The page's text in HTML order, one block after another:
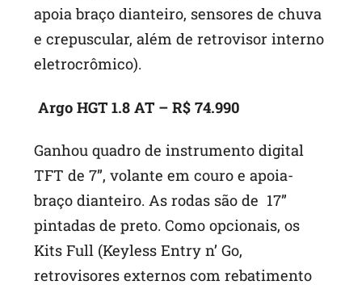
apoia braço dianteiro, sensores de chuva
e crepuscular, além de retrovisor interno
eletrocrômico).
Argo HGT 1.8 AT – R$ 74.990
Ganhou quadro de instrumento digital
TFT de 7”, volante em couro e apoia-
braço dianteiro. As rodas são de 17”
pintadas de preto. Como opcionais, os
Kits Full (Keyless Entry n’ Go,
retrovisores externos com rebatimento